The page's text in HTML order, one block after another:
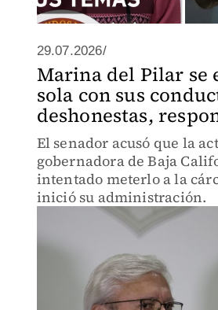
29.07.2026/
Marina del Pilar se
sola con sus
deshonestas,
El senador acusó que la
gobernadora de Baja
intentado meterlo a la
inició su administración.